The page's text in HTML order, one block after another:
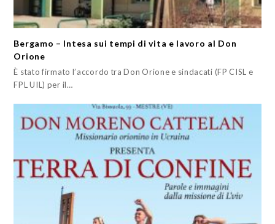
Bergamo – Intesa sui tempi di vita e lavoro al Don
Orione
È stato firmato l’accordo tra Don Orione e sindacati (FP CISL e
FPL UIL) per il…